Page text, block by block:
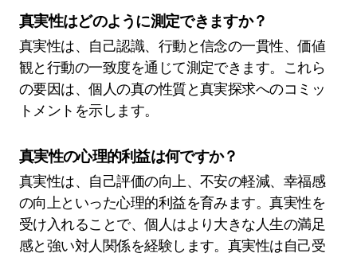
真実性はどのように測定できますか？
真実性は、自己認識、行動と信念の一貫性、価値
観と行動の一致度を通じて測定できます。これら
の要因は、個人の真の性質と真実探求へのコミッ
トメントを示します。
真実性の心理的利益は何ですか？
真実性は、自己評価の向上、不安の軽減、幸福感
の向上といった心理的利益を育みます。真実性を
受け入れることで、個人はより大きな人生の満足
感と強い対人関係を経験します。真実性は自己受